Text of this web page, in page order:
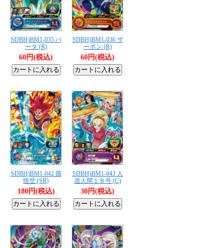
SDBH)BM1-035 バ
ータ (R)
60円(税込)
SDBH)BM1-036 ザ
ーボン (R)
60円(税込)
SDBH)BM1-042 孫
悟空 (SR)
180円(税込)
SDBH)BM1-043 人
造人間１８号 (C)
30円(税込)